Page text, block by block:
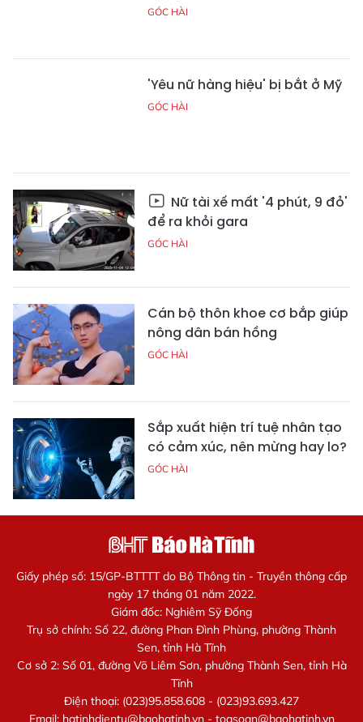
GÓC HÀI
'Yêu nữ hàng hiệu' bị bắt ở Mỹ
GÓC HÀI
Nữ tài xế mất '4 phút, 9 đỏ'
để ra khỏi gara
GÓC HÀI
Cán bộ thôn khoe cơ bắp giúp
nông dân bán hồng
GÓC HÀI
Sắp xuất hiện trí tuệ nhân tạo
có cảm xúc, nên mừng hay lo?
GÓC HÀI
Giấy phép số: 15/GP-BTTTT do Bộ Thông tin - Truyền thông cấp
ngày 17 tháng 01 năm 2022.
Giám đốc: Nghiêm Sỹ Đống
Trụ sở chính: Số 22, đường Phan Đình Phùng, phường Thành
Sen, tỉnh Hà Tĩnh
Cơ sở 2: Số 01, đường Võ Liêm Sơn, phường Thành Sen, tỉnh Hà
Tĩnh
Điện thoại: (023)95.858.608 - (023)93.693.427
Email: hatinhdientu@baohatinh.vn- toasoan@baohatinh.vn